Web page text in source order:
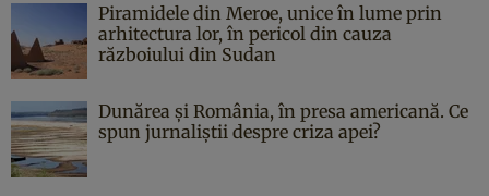
Piramidele din Meroe, unice în lume prin
arhitectura lor, în pericol din cauza
războiului din Sudan
Dunărea și România, în presa americană. Ce
spun jurnaliștii despre criza apei?